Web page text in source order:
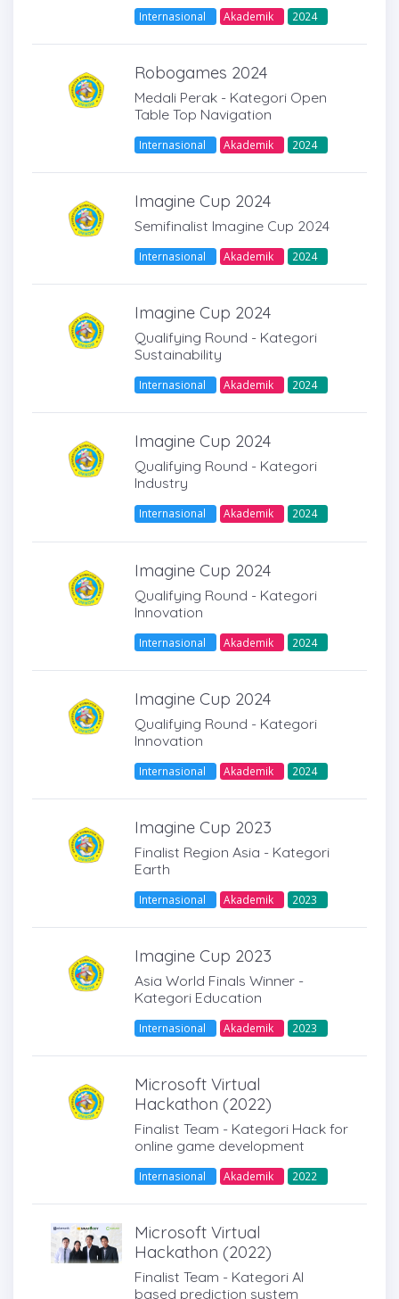
Internasional Akademik 2024
Robogames 2024
Medali Perak - Kategori Open
Table Top Navigation
Internasional Akademik 2024
Imagine Cup 2024
Semifinalist Imagine Cup 2024
Internasional Akademik 2024
Imagine Cup 2024
Qualifying Round - Kategori
Sustainability
Internasional Akademik 2024
Imagine Cup 2024
Qualifying Round - Kategori
Industry
Internasional Akademik 2024
Imagine Cup 2024
Qualifying Round - Kategori
Innovation
Internasional Akademik 2024
Imagine Cup 2024
Qualifying Round - Kategori
Innovation
Internasional Akademik 2024
Imagine Cup 2023
Finalist Region Asia - Kategori
Earth
Internasional Akademik 2023
Imagine Cup 2023
Asia World Finals Winner -
Kategori Education
Internasional Akademik 2023
Microsoft Virtual
Hackathon (2022)
Finalist Team - Kategori Hack for
online game development
Internasional Akademik 2022
Microsoft Virtual
Hackathon (2022)
Finalist Team - Kategori AI
based prediction system